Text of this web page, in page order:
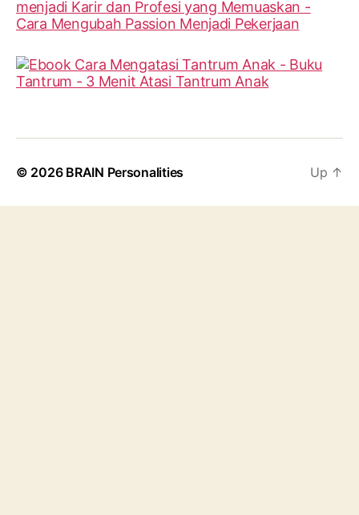
© 2026 BRAIN Personalities Up ↑